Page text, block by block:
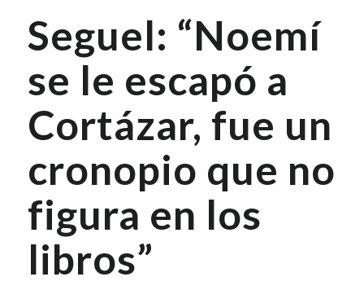
Seguel: “Noemí
se le escapó a
Cortázar, fue un
cronopio que no
figura en los
libros”